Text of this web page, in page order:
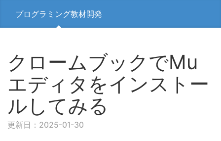
プログラミング教材開発
クロームブックでMu
エディタをインストー
ルしてみる
更新日：2025-01-30